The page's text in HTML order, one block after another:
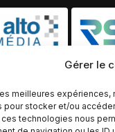
Gérer le
meilleures
pour stocker et/ou
ces technologies nous